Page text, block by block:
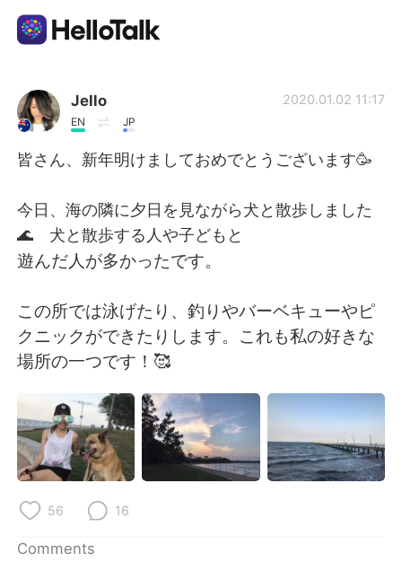
Language Exchange App
简体中文 繁體中文
Español العربية
Français Deutsch
日本語 한국어
Русский ไทย
Indonesia
Türkçe
Jello
EN JP
2020.01.02 11:17
皆さん、新年明けましておめでとうございます🥳
今日、海の隣に夕日を見ながら犬と散歩しました
🌊 犬と散歩する人や子どもと
遊んだ人が多かったです。
この所では泳げたり、釣りやバーベキューやピ
クニックができたりします。これも私の好きな
場所の一つです！🥰
56 16
Comments